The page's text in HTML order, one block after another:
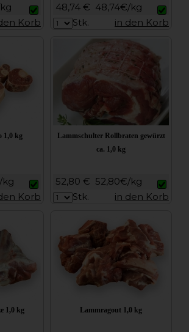
Korb
48,74 € 48,74€/kg
Stk.
in den Korb
1,0 kg
kg
Korb
Lammschulter Rollbraten gewürzt
ca. 1,0 kg
52,80 € 52,80€/kg
Stk.
in den Korb
1,0 kg Lammragout 1,0 kg